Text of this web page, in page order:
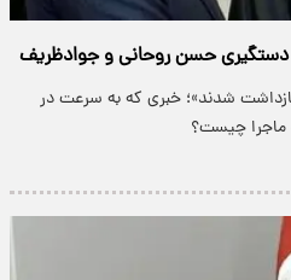
/ دستگیری حسن روحانی و جوادظریف
شدند»؛ خبری که به سرعت در
ماجرا چیست؟